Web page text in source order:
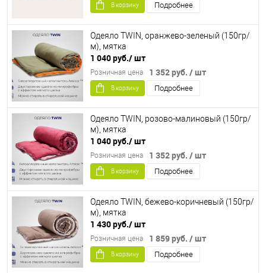
В корзину Подробнее
Одеяло TWIN, оранжево-зеленый (150гр/
м), мятка
1 040 руб./ шт
1 352 руб. / шт
Розничная цена
В корзину Подробнее
Одеяло TWIN, розово-малиновый (150гр/
м), мятка
1 040 руб./ шт
1 352 руб. / шт
Розничная цена
В корзину Подробнее
Одеяло TWIN, бежево-коричневый (150гр/
м), мятка
1 430 руб./ шт
1 859 руб. / шт
Розничная цена
В корзину Подробнее